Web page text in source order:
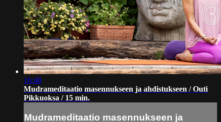
16:48
Mudrameditaatio masennukseen ja ahdistukseen / Outi
Pikkuoksa / 15 min.
Mudrameditaatio masennukseen ja